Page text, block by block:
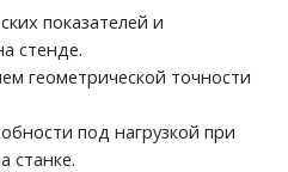
показателей и
стенде.
геометрической точности
под нагрузкой при
станке.